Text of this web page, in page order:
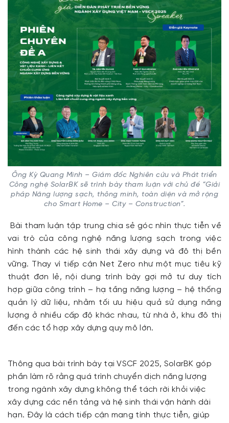
Ông Kỳ Quang Minh – Giám đốc Nghiên cứu và Phát triển
Công nghệ SolarBK sẽ trình bày tham luận với chủ đề “Giải
pháp Năng lượng sạch, thông minh, toàn diện và mở rộng
cho Smart Home – City – Construction”.
Bài tham luận tập trung chia sẻ góc nhìn thực tiễn về
vai trò của công nghệ năng lượng sạch trong việc
hình thành các hệ sinh thái xây dựng và đô thị bền
vững. Thay vì tiếp cận Net Zero như một mục tiêu kỹ
thuật đơn lẻ, nội dung trình bày gợi mở tư duy tích
hợp giữa công trình – hạ tầng năng lượng – hệ thống
quản lý dữ liệu, nhằm tối ưu hiệu quả sử dụng năng
lượng ở nhiều cấp độ khác nhau, từ nhà ở, khu đô thị
đến các tổ hợp xây dựng quy mô lớn.
Thông qua bài trình bày tại VSCF 2025, SolarBK góp
phần làm rõ rằng quá trình chuyển dịch năng lượng
trong ngành xây dựng không thể tách rời khỏi việc
xây dựng các nền tảng và hệ sinh thái vận hành dài
hạn. Đây là cách tiếp cận mang tính thực tiễn, giúp